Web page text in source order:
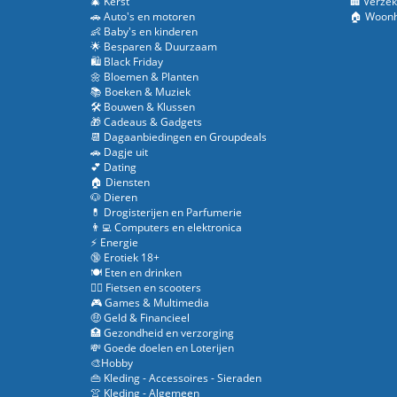
🚗 Auto's en motoren
👶 Baby's en kinderen
🌟 Besparen & Duurzaam
🛍️ Black Friday
🌼 Bloemen & Planten
📚 Boeken & Muziek
🛠️ Bouwen & Klussen
🎁 Cadeaus & Gadgets
📆 Dagaanbiedingen en Groupdeals
🚗 Dagje uit
💕 Dating
🏠 Diensten
🐶 Dieren
💊 Drogisterijen en Parfumerie
👨‍💻 Computers en elektronica
⚡ Energie
🔞 Erotiek 18+
🍽️ Eten en drinken
🚴‍♂️ Fietsen en scooters
🎮 Games & Multimedia
🤑 Geld & Financieel
🏥 Gezondheid en verzorging
💸 Goede doelen en Loterijen
🎨Hobby
👜 Kleding - Accessoires - Sieraden
👚 Kleding - Algemeen
🏠